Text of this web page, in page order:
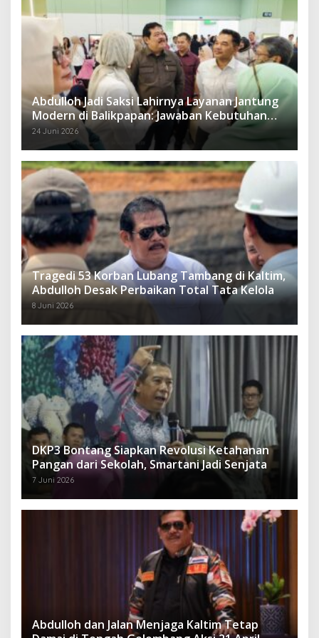
Abdulloh Jadi Saksi Lahirnya Layanan Jantung
Modern di Balikpapan: Jawaban Kebutuhan
Rakyat
24 Juni 2026
Tragedi 53 Korban Lubang Tambang di Kaltim,
Abdulloh Desak Perbaikan Total Tata Kelola
8 Juni 2026
DKP3 Bontang Siapkan Revolusi Ketahanan
Pangan dari Sekolah, Smartani Jadi Senjata
7 Juni 2026
Abdulloh dan Jalan Menjaga Kaltim Tetap